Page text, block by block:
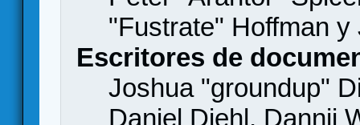
"Fustrate" Hoffman
Escritores de
Joshua "groundup"
Daniel Diehl, Dannii